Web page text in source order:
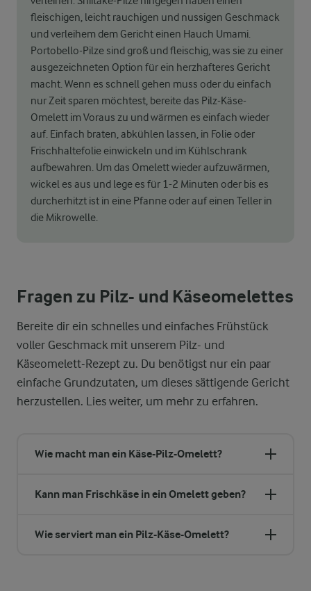
fleischigen, leicht rauchigen und nussigen Geschmack
und verleihem dem Gericht einen Hauch Umami.
Portobello-Pilze sind groß und fleischig, was sie zu einer
ausgezeichneten Option für ein herzhafteres Gericht
macht. Wenn es schnell gehen muss oder du einfach
nur Zeit sparen möchtest, bereite das Pilz-Käse-
Omelett im Voraus zu und wärmen es einfach wieder
auf. Einfach braten, abkühlen lassen, in Folie oder
Frischhaltefolie einwickeln und im Kühlschrank
aufbewahren. Um das Omelett wieder aufzuwärmen,
wickel es aus und lege es für 1-2 Minuten oder bis es
durcherhitzt ist in eine Pfanne oder auf einen Teller in
die Mikrowelle.
Fragen zu Pilz- und Käseomelettes
Bereite dir ein schnelles und einfaches Frühstück
voller Geschmack mit unserem Pilz- und
Käseomelett-Rezept zu. Du benötigst nur ein paar
einfache Grundzutaten, um dieses sättigende Gericht
herzustellen. Lies weiter, um mehr zu erfahren.
Wie macht man ein Käse-Pilz-Omelett?
Kann man Frischkäse in ein Omelett geben?
Wie serviert man ein Pilz-Käse-Omelett?